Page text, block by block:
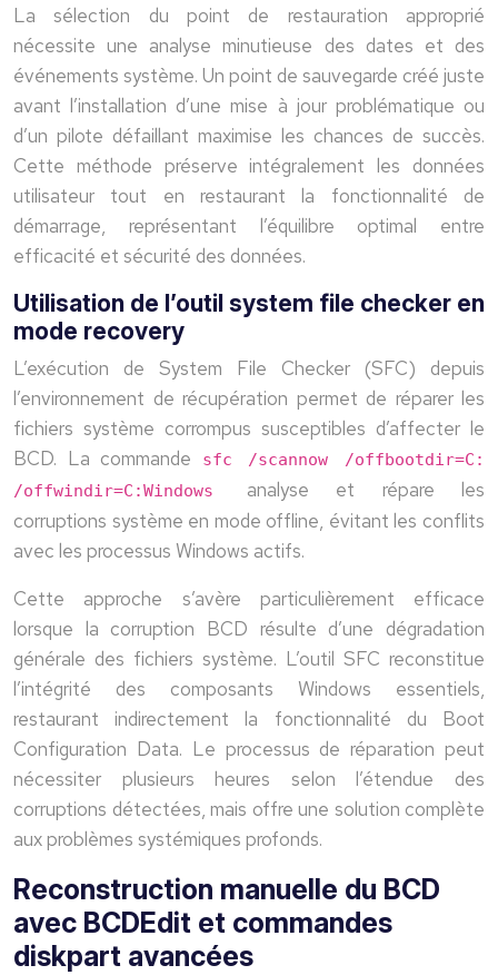
La sélection du point de restauration approprié
nécessite une analyse minutieuse des dates et des
événements système. Un point de sauvegarde créé juste
avant l’installation d’une mise à jour problématique ou
d’un pilote défaillant maximise les chances de succès.
Cette méthode préserve intégralement les données
utilisateur tout en restaurant la fonctionnalité de
démarrage, représentant l’équilibre optimal entre
efficacité et sécurité des données.
Utilisation de l’outil system file checker en
mode recovery
L’exécution de System File Checker (SFC) depuis
l’environnement de récupération permet de réparer les
fichiers système corrompus susceptibles d’affecter le
BCD. La commande
sfc /scannow /offbootdir=C:
/offwindir=C:Windows analyse et répare les
corruptions système en mode offline, évitant les conflits
avec les processus Windows actifs.
Cette approche s’avère particulièrement efficace
lorsque la corruption BCD résulte d’une dégradation
générale des fichiers système. L’outil SFC reconstitue
l’intégrité des composants Windows essentiels,
restaurant indirectement la fonctionnalité du Boot
Configuration Data. Le processus de réparation peut
nécessiter plusieurs heures selon l’étendue des
corruptions détectées, mais offre une solution complète
aux problèmes systémiques profonds.
Reconstruction manuelle du BCD
avec BCDEdit et commandes
diskpart avancées